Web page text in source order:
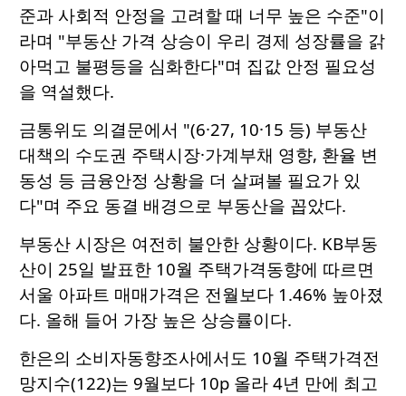
준과 사회적 안정을 고려할 때 너무 높은 수준"이
라며 "부동산 가격 상승이 우리 경제 성장률을 갉
아먹고 불평등을 심화한다"며 집값 안정 필요성
을 역설했다.
금통위도 의결문에서 "(6·27, 10·15 등) 부동산
대책의 수도권 주택시장·가계부채 영향, 환율 변
동성 등 금융안정 상황을 더 살펴볼 필요가 있
다"며 주요 동결 배경으로 부동산을 꼽았다.
부동산 시장은 여전히 불안한 상황이다. KB부동
산이 25일 발표한 10월 주택가격동향에 따르면
서울 아파트 매매가격은 전월보다 1.46% 높아졌
다. 올해 들어 가장 높은 상승률이다.
한은의 소비자동향조사에서도 10월 주택가격전
망지수(122)는 9월보다 10p 올라 4년 만에 최고